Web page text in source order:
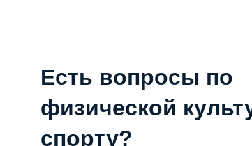
Есть вопросы по
физической
спорту?